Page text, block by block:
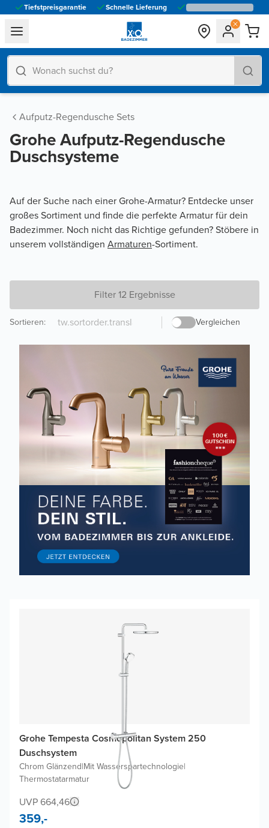
Tiefstpreisgarantie Schnelle Lieferung
general.navigation.toggle_menu.label
Aufputz-Regendusche Sets
Grohe Aufputz-Regendusche
Duschsysteme
Auf der Suche nach einer Grohe-Armatur? Entdecke unser
großes Sortiment und finde die perfekte Armatur für dein
Badezimmer. Noch nicht das Richtige gefunden? Stöbere in
unserem vollständigen Armaturen-Sortiment.
Filter 12 Ergebnisse
Vergleichen
Sortieren:
Grohe Tempesta Cosmopolitan System 250
Duschsystem
Chrom Glänzend|Mit Wasserspartechnologie|
Thermostatarmatur
UVP 664,46
359,-